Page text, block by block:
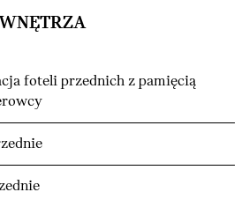
foteli przednich z pamięcią